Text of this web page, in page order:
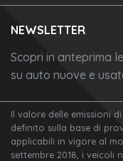
NEWSLETTER
Scopri in anteprima
su auto nuove e
Il valore delle emissioni
definito sulla base di
applicabili in vigore al
settembre 2018, i veicoli